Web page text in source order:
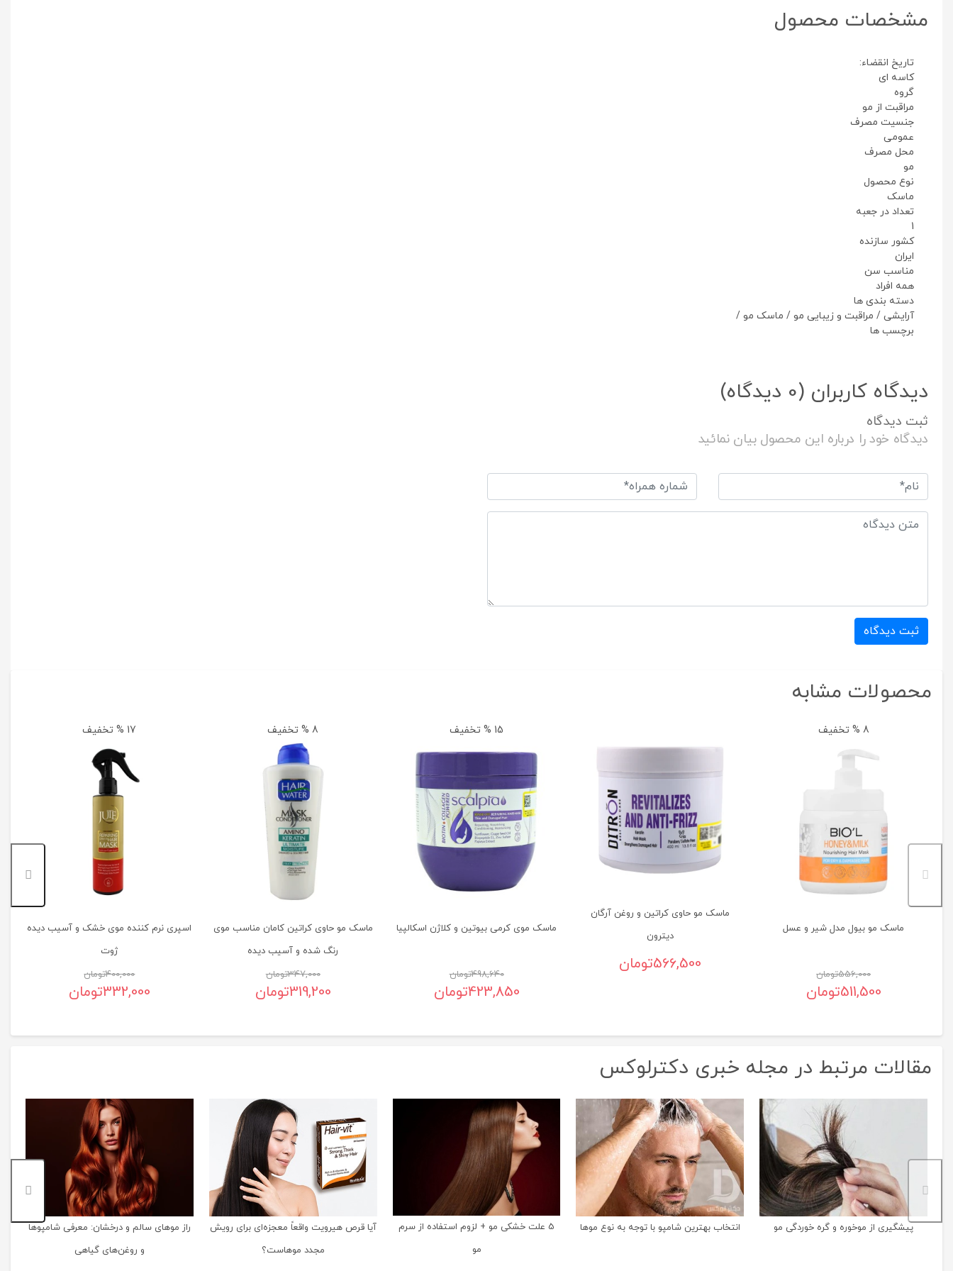
مشخصات محصول
تاریخ انقضاء:
کاسه ای
گروه
مراقبت از مو
جنسیت مصرف
عمومی
محل مصرف
مو
نوع محصول
ماسک
تعداد در جعبه
1
کشور سازنده
ایران
مناسب سن
همه افراد
دسته بندی ها
آرایشی / مراقبت و زیبایی مو / ماسک مو /
برچسب ها
دیدگاه کاربران (0 دیدگاه)
ثبت دیدگاه
دیدگاه خود را درباره این محصول بیان نمائید
ثبت دیدگاه
محصولات مشابه
8 % تخفیف
ماسک مو بیول مدل شیر و عسل
556,000تومان
511,500تومان
ماسک مو حاوی کراتین و روغن آرگان
دیترون
566,500تومان
15 % تخفیف
ماسک موی کرمی بیوتین و کلاژن اسکالپیا
498,640تومان
423,850تومان
8 % تخفیف
ماسک مو حاوی کراتین کامان مناسب موی
رنگ شده و آسیب دیده
347,000تومان
319,200تومان
17 % تخفیف
اسپری نرم کننده موی خشک و آسیب دیده
ژوت
400,000تومان
332,000تومان
مقالات مرتبط در مجله خبری دکترلوکس
پیشگیری از موخوره و گره خوردگی مو انتخاب بهترین شامپو با توجه به نوع موها
5 علت خشکی مو + لزوم استفاده از سرم
مو
آیا قرص هیرویت واقعاً معجزه‌ای برای رویش
مجدد موهاست؟
راز موهای سالم و درخشان: معرفی شامپوها
و روغن‌های گیاهی